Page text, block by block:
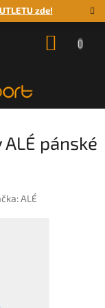
zde!
pánské
ALÉ